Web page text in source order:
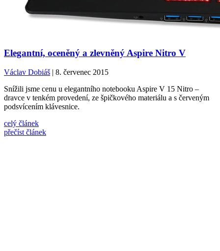
Elegantní, oceněný a zlevněný Aspire Nitro V
Václav Dobiáš| 8. červenec 2015
Snížili jsme cenu u elegantního notebooku Aspire V 15 Nitro –
dravce v tenkém provedení, ze špičkového materiálu a s červeným
podsvícením klávesnice.
celý článek
přečíst článek